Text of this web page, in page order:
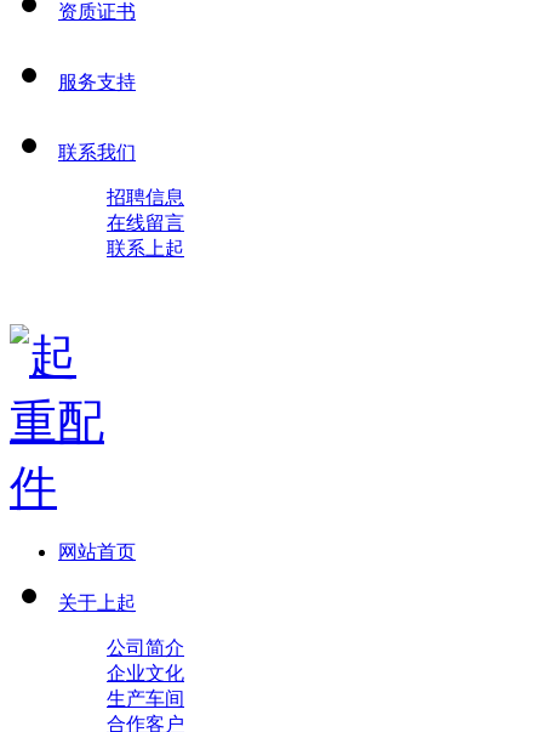
资质证书
服务支持
联系我们
招聘信息
在线留言
联系上起
网站首页
关于上起
公司简介
企业文化
生产车间
合作客户